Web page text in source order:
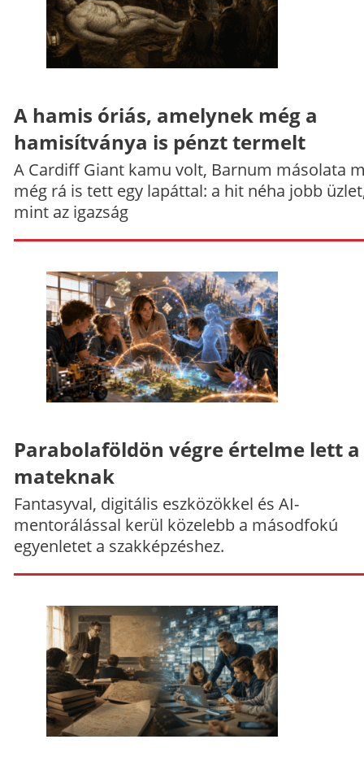
A hamis óriás, amelynek még a
hamisítványa is pénzt termelt
A Cardiff Giant kamu volt, Barnum másolata
még rá is tett egy lapáttal: a hit néha jobb
mint az igazság
Parabolaföldön végre értelme lett a
mateknak
Fantasyval, digitális eszközökkel és AI-
mentorálással kerül közelebb a másodfokú
egyenletet a szakképzéshez.